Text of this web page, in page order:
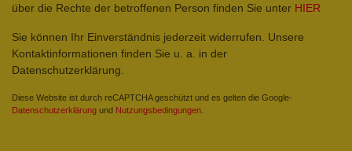
über die Rechte der betroffenen Person finden Sie unter HIER
Sie können Ihr Einverständnis jederzeit widerrufen. Unsere
Kontaktinformationen finden Sie u. a. in der
Datenschutzerklärung.
Diese Website ist durch reCAPTCHA geschützt und es gelten die Google-
Datenschutzerklärung und Nutzungsbedingungen